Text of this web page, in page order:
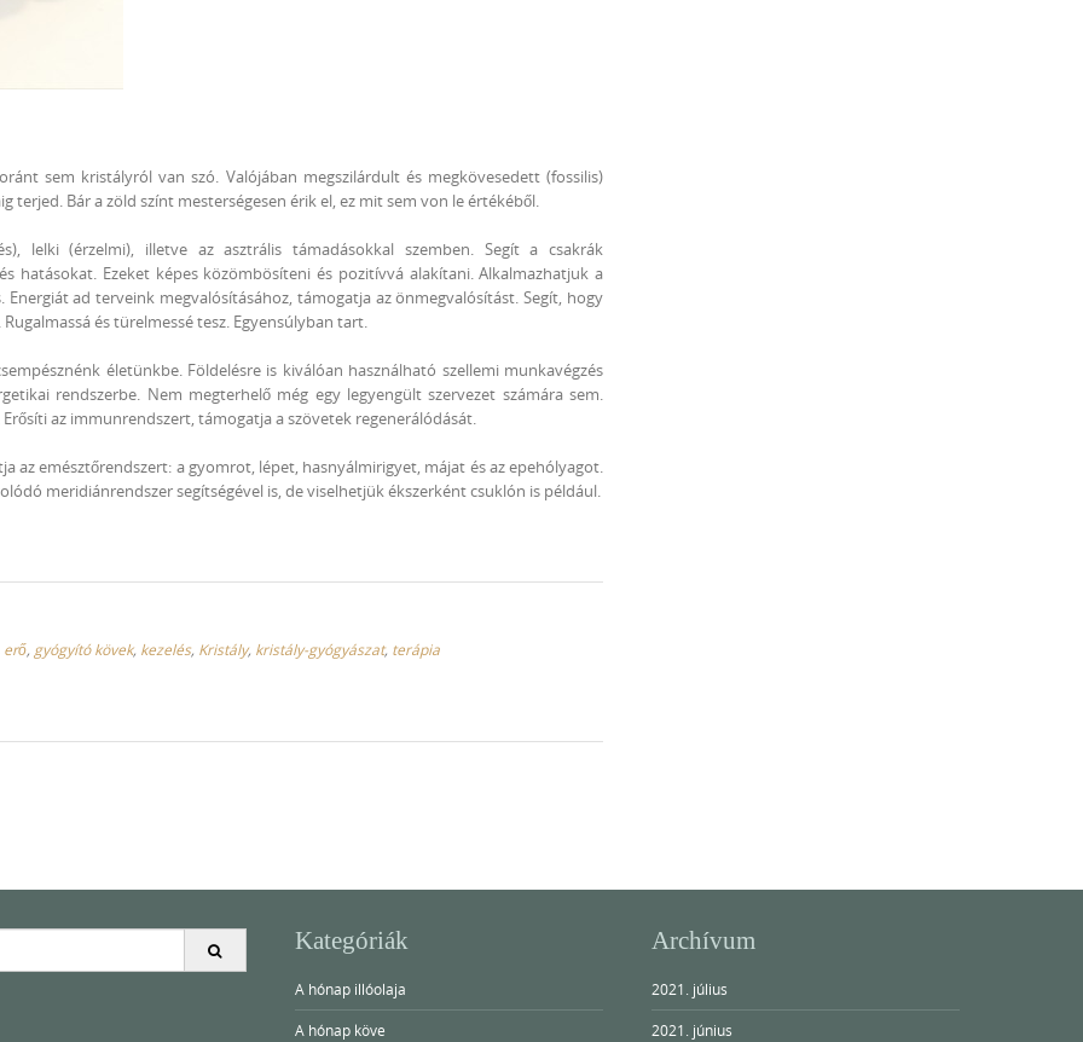
sem kristályról van szó. Valójában megszilárdult és megkövesedett (fossilis)
terjed. Bár a zöld színt mesterségesen érik el, ez mit sem von le értékéből.
lelki (érzelmi), illetve az asztrális támadásokkal szemben. Segít a csakrák
hatásokat. Ezeket képes közömbösíteni és pozitívvá alakítani. Alkalmazhatjuk a
ad terveink megvalósításához, támogatja az önmegvalósítást. Segít, hogy
és türelmessé tesz. Egyensúlyban tart.
életünkbe. Földelésre is kiválóan használható szellemi munkavégzés
rendszerbe. Nem megterhelő még egy legyengült szervezet számára sem.
az immunrendszert, támogatja a szövetek regenerálódását.
az emésztőrendszert: a gyomrot, lépet, hasnyálmirigyet, májat és az epehólyagot.
meridiánrendszer segítségével is, de viselhetjük ékszerként csuklón is például.
erő, gyógyító kövek, kezelés, Kristály, kristály-gyógyászat, terápia
Kategóriák
A hónap illóolaja
A hónap köve
Archívum
2021. július
2021. június